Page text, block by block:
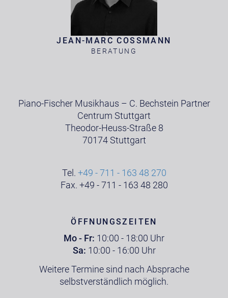
JEAN-MARC COSSMANN
BERATUNG
Piano-Fischer Musikhaus – C. Bechstein Partner
Centrum Stuttgart
Theodor-Heuss-Straße 8
70174 Stuttgart
Tel. +49 - 711 - 163 48 270
Fax. +49 - 711 - 163 48 280
ÖFFNUNGSZEITEN
Mo - Fr: 10:00 - 18:00 Uhr
Sa: 10:00 - 16:00 Uhr
Weitere Termine sind nach Absprache
selbstverständlich möglich.